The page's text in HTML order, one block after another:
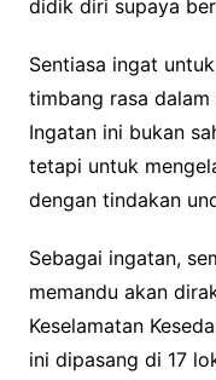
didik diri supaya
Sentiasa ingat
timbang rasa
Ingatan ini bukan
tetapi untuk
dengan tindakan
Sebagai ingatan,
memandu akan
Keselamatan
ini dipasang di 17